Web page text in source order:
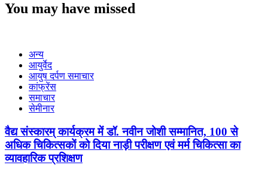
You may have missed
अन्य
आयुर्वेद
आयुष दर्पण समाचार
कांफ्रेंस
समाचार
सेमीनार
वैद्य संस्कारम् कार्यक्रम में डॉ. नवीन जोशी सम्मानित, 100 से
अधिक चिकित्सकों को दिया नाड़ी परीक्षण एवं मर्म चिकित्सा का
व्यावहारिक प्रशिक्षण